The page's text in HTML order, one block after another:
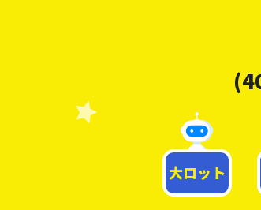
アニメ・
大ロット